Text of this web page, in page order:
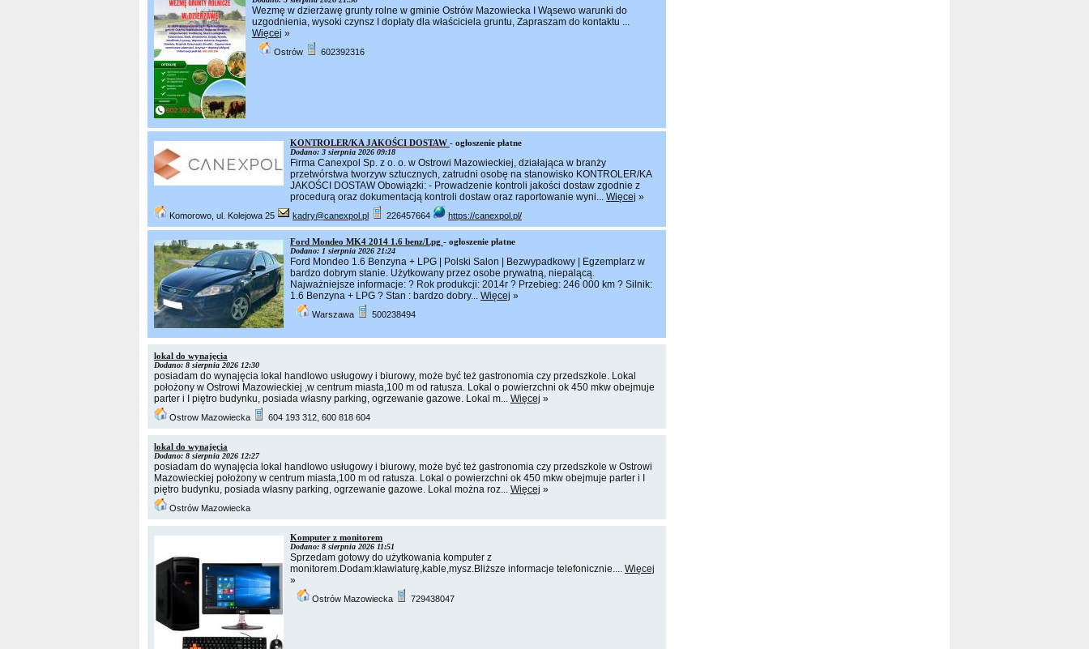
Wezmę w dzierżawę grunty rolne w gminie Ostrów Mazowiecka I Wąsewo warunki do
uzgodnienia, wysoki czynsz I dopłaty dla właściciela gruntu, Zapraszam do kontaktu ...
Więcej »
Ostrów 602392316
KONTROLER/KA JAKOŚCI DOSTAW - ogłoszenie płatne
Dodano: 3 sierpnia 2026 09:18
Firma Canexpol Sp. z o. o. w Ostrowi Mazowieckiej, działająca w branży
przetwórstwa tworzyw sztucznych, zatrudni osobę na stanowisko KONTROLER/KA
JAKOŚCI DOSTAW Obowiązki: - Prowadzenie kontroli jakości dostaw zgodnie z
procedurą oraz dokumentacją kontroli dostaw oraz raportowanie wyni... Więcej »
Komorowo, ul. Kolejowa 25 kadry@canexpol.pl 226457664 https://canexpol.pl/
Ford Mondeo MK4 2014 1.6 benz/Lpg - ogłoszenie płatne
Dodano: 1 sierpnia 2026 21:24
Ford Mondeo 1.6 Benzyna + LPG | Polski Salon | Bezwypadkowy | Egzemplarz w
bardzo dobrym stanie. Użytkowany przez osobe prywatną, niepalącą.
Najważniejsze informacje: ? Rok produkcji: 2014r ? Przebieg: 246 000 km ? Silnik:
1.6 Benzyna + LPG ? Stan : bardzo dobry... Więcej »
Warszawa 500238494
lokal do wynajęcia
Dodano: 8 sierpnia 2026 12:30
posiadam do wynajęcia lokal handlowo usługowy i biurowy, może być też gastronomia czy przedszkole. Lokal
położony w Ostrowi Mazowieckiej ,w centrum miasta,100 m od ratusza. Lokal o powierzchni ok 450 mkw obejmuje
parter i I piętro budynku, posiada własny parking, ogrzewanie gazowe. Lokal m... Więcej »
Ostrow Mazowiecka 604 193 312, 600 818 604
lokal do wynajęcia
Dodano: 8 sierpnia 2026 12:27
posiadam do wynajęcia lokal handlowo usługowy i biurowy, może być też gastronomia czy przedszkole w Ostrowi
Mazowieckiej położony w centrum miasta,100 m od ratusza. Lokal o powierzchni ok 450 mkw obejmuje parter i I
piętro budynku, posiada własny parking, ogrzewanie gazowe. Lokal można roz... Więcej »
Ostrów Mazowiecka
Komputer z monitorem
Dodano: 8 sierpnia 2026 11:51
Sprzedam gotowy do użytkowania komputer z
monitorem.Dodam:klawiaturę,kable,mysz.Bliższe informacje telefonicznie.... Więcej
»
Ostrów Mazowiecka 729438047